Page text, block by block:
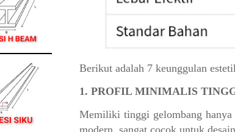
​Berikut adalah 7 keunggulan
1. PROFIL MINIMALIS
Memiliki tinggi gelombang hanya
modern, sangat cocok untuk